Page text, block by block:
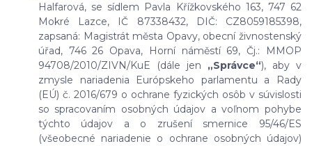
Halfarová, se sídlem Pavla Křížkovského 163, 747 62
Mokré Lazce, IČ 87338432, DIČ: CZ8059185398,
zapsaná: Magistrát města Opavy, obecní živnostenský
úřad, 746 26 Opava, Horní náměstí 69, Čj.: MMOP
94708/2010/ZIVN/KuE (dále jen „Správce“), aby v
zmysle nariadenia Európskeho parlamentu a Rady
(EÚ) č. 2016/679 o ochrane fyzických osôb v súvislosti
so spracovaním osobných údajov a voľnom pohybe
týchto údajov a o zrušení smernice 95/46/ES
(všeobecné nariadenie o ochrane osobných údajov)